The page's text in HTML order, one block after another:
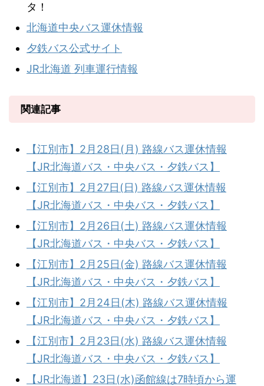
タ！
北海道中央バス運休情報
夕鉄バス公式サイト
JR北海道 列車運行情報
関連記事
【江別市】2月28日(月) 路線バス運休情報
【JR北海道バス・中央バス・夕鉄バス】
【江別市】2月27日(日) 路線バス運休情報
【JR北海道バス・中央バス・夕鉄バス】
【江別市】2月26日(土) 路線バス運休情報
【JR北海道バス・中央バス・夕鉄バス】
【江別市】2月25日(金) 路線バス運休情報
【JR北海道バス・中央バス・夕鉄バス】
【江別市】2月24日(木) 路線バス運休情報
【JR北海道バス・中央バス・夕鉄バス】
【江別市】2月23日(水) 路線バス運休情報
【JR北海道バス・中央バス・夕鉄バス】
【JR北海道】23日(水)函館線は7時頃から運